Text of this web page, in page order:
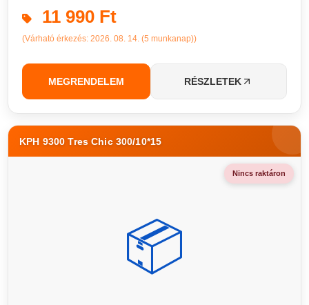
11 990 Ft
(Várható érkezés: 2026. 08. 14. (5 munkanap))
MEGRENDELEM RÉSZLETEK
KPH 9300 Tres Chic 300/10*15
Nincs raktáron
📦